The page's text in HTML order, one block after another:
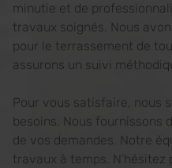
minutie et de
travaux soignés. Nous
pour le terrassement de
assurons un suivi
Pour vous satisfaire, nous
besoins. Nous fournissons
de vos demandes. Notre
travaux à temps.